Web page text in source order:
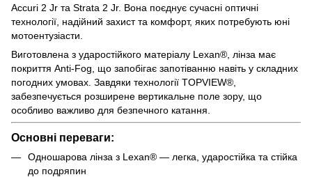
Accuri 2 Jr та Strata 2 Jr. Вона поєднує сучасні оптичні
технології, надійний захист та комфорт, яких потребують юні
мотоентузіасти.
Виготовлена з ударостійкого матеріалу Lexan®, лінза має
покриття Anti-Fog, що запобігає запотіванню навіть у складних
погодних умовах. Завдяки технології TOPVIEW®,
забезпечується розширене вертикальне поле зору, що
особливо важливо для безпечного катання.
Основні переваги:
Одношарова лінза з Lexan® — легка, ударостійка та стійка
до подряпин